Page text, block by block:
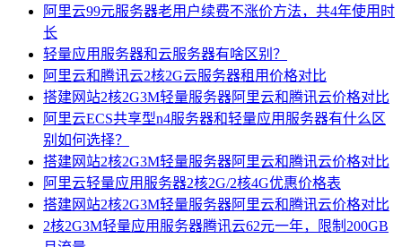
阿里云99元服务器老用户续费不涨价方法，共4年使用时
长
轻量应用服务器和云服务器有啥区别？
阿里云和腾讯云2核2G云服务器租用价格对比
搭建网站2核2G3M轻量服务器阿里云和腾讯云价格对比
阿里云ECS共享型n4服务器和轻量应用服务器有什么区
别如何选择？
搭建网站2核2G3M轻量服务器阿里云和腾讯云价格对比
阿里云轻量应用服务器2核2G/2核4G优惠价格表
搭建网站2核2G3M轻量服务器阿里云和腾讯云价格对比
2核2G3M轻量应用服务器腾讯云62元一年，限制200GB